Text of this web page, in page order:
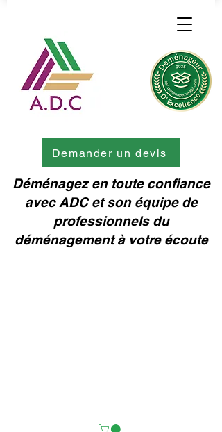
Déménagez en toute confiance
avec ADC et son équipe de
professionnels du
déménagement à votre écoute
Demander un devis